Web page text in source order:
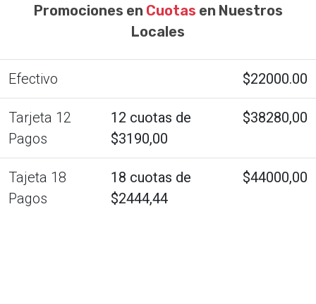
Promociones en Cuotas en Nuestros
Locales
Efectivo $22000.00
Tarjeta 12
Pagos
12 cuotas de
$3190,00
$38280,00
Tajeta 18
Pagos
18 cuotas de
$2444,44
$44000,00